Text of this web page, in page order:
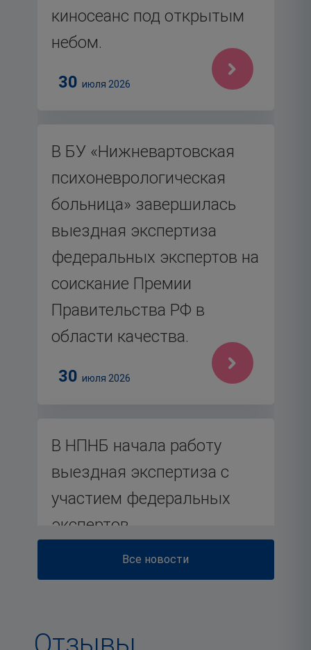
киносеанс под открытым
небом.
30 июля 2026
В БУ «Нижневартовская
психоневрологическая
больница» завершилась
выездная экспертиза
федеральных экспертов на
соискание Премии
Правительства РФ в
области качества.
30 июля 2026
В НПНБ начала работу
выездная экспертиза с
участием федеральных
экспертов
Все новости